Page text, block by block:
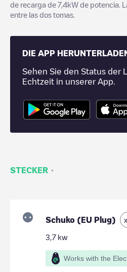
de recarga de 7,4kW de potencia.
entre las dos tomas.
DIE APP
Sehen Sie den Status der
Echtzeit in unserer App.
STECKER ·
Schuko (EU Plug) x
3,7 kw
Works with the